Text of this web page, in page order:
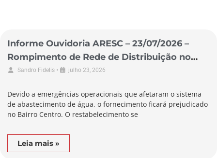
Informe Ouvidoria ARESC – 23/07/2026 –
Rompimento de Rede de Distribuição no
Município de Biguaçu
Sandro Fidelis • julho 23, 2026
Devido a emergências operacionais que afetaram o sistema
de abastecimento de água, o fornecimento ficará prejudicado
no Bairro Centro. O restabelecimento se
Leia mais »